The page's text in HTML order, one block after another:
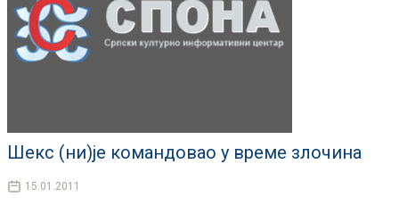
Шекс (ни)је командовао у време злочина
15.01.2011